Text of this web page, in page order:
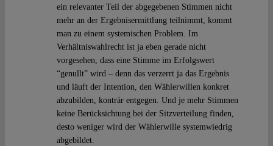
ein relevanter Teil der abgegebenen Stimmen nicht
mehr an der Ergebnisermittlung teilnimmt, kommt
man zu einem systemischen Problem. Im
Verhältniswahlrecht ist ja eben gerade nicht
vorgesehen, dass eine Stimme im Erfolgswert
“genullt” wird – denn das verzerrt ja das Ergebnis
und läuft der Intention, den Wählerwillen konkret
abzubilden, konträr entgegen. Und je mehr Stimmen
keine Berücksichtung bei der Sitzverteilung finden,
desto weniger wird der Wählerwille systemwiedrig
abgebildet.